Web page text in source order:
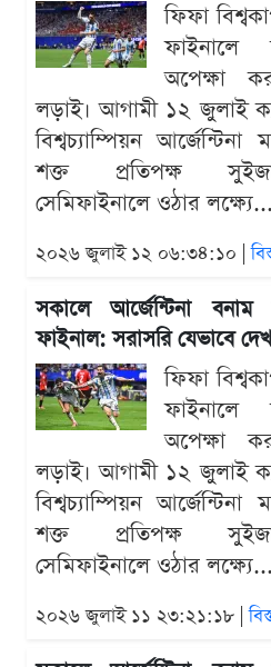
ফিফা
ফাইনালে
অপেক্ষা
লড়াই। আগামী ১২ জুলাই
বিশ্বচ্যাম্পিয়ন
শক্ত প্রতিপক্ষ
সেমিফাইনালে ওঠার লক্ষ্যে...
২০২৬ জুলাই ১২ ০৬:৩৪:১০ |
সকালে আর্জেন্টিনা বনাম
ফাইনাল: সরাসরি যেভাবে
ফিফা
ফাইনালে
অপেক্ষা
লড়াই। আগামী ১২ জুলাই
বিশ্বচ্যাম্পিয়ন
শক্ত প্রতিপক্ষ
সেমিফাইনালে ওঠার লক্ষ্যে...
২০২৬ জুলাই ১১ ২৩:২১:১৮ |